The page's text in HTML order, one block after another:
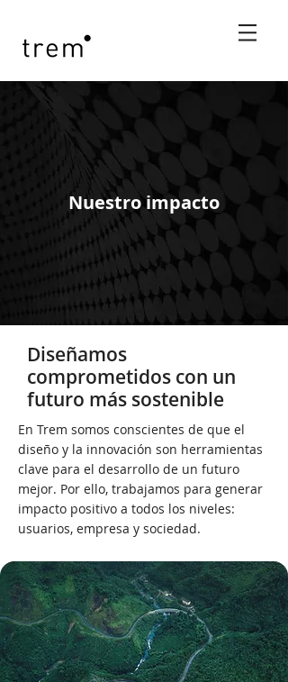
Nuestro impacto
Diseñamos
comprometidos con un
futuro más sostenible
En Trem somos conscientes de que el
diseño y la innovación son herramientas
clave para el desarrollo de un futuro
mejor. Por ello, trabajamos para generar
impacto positivo a todos los niveles:
usuarios, empresa y sociedad.